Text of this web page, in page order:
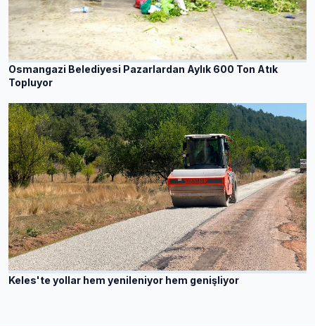
Osmangazi Belediyesi Pazarlardan Aylık 600 Ton Atık
Topluyor
Keles'te yollar hem yenileniyor hem genişliyor